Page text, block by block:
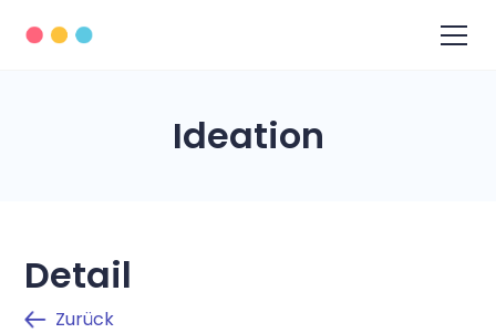
Ideation
Detail
Zurück